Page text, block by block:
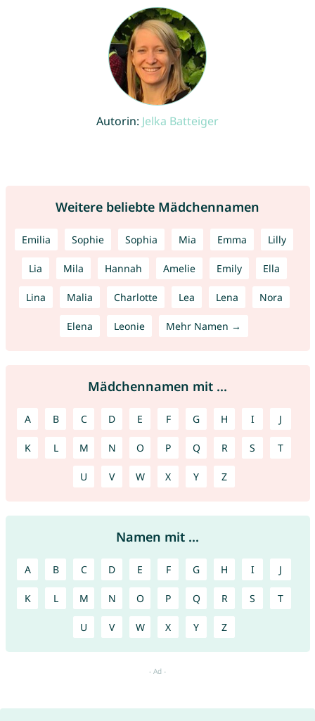
Autorin: Jelka Batteiger
Weitere beliebte Mädchennamen
Emilia Sophie Sophia Mia Emma Lilly
Lia Mila Hannah Amelie Emily Ella
Lina Malia Charlotte Lea Lena Nora
Elena Leonie Mehr Namen →
Mädchennamen mit ...
A B C D E F G H I J
K L M N O P Q R S T
U V W X Y Z
Namen mit ...
A B C D E F G H I J
K L M N O P Q R S T
U V W X Y Z